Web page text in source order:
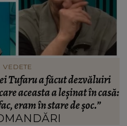
VEDETE
motivul despărțirii de
a spus artistul despre
partenere: „Nu pot să...”